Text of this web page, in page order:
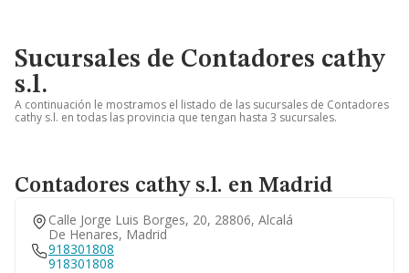
Sucursales de Contadores cathy
s.l.
A continuación le mostramos el listado de las sucursales de Contadores
cathy s.l. en todas las provincia que tengan hasta 3 sucursales.
Contadores cathy s.l. en Madrid
Calle Jorge Luis Borges, 20, 28806, Alcalá
De Henares, Madrid
918301808
918301808